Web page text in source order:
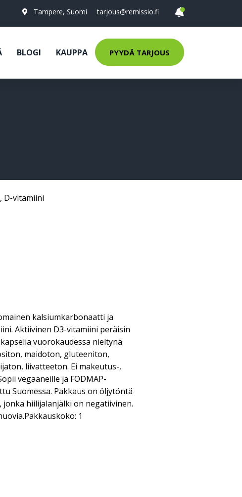
Tampere, Suomi tarjous@remissio.fi
BLOGI KAUPPA PYYDÄ TARJOUS
, D-vitamiini
kalsiumkarbonaatti ja
Aktiivinen D3-vitamiini peräisin
vuorokaudessa nieltynä
maidoton, gluteeniton,
liivatteeton. Ei makeutus-,
vegaaneille ja FODMAP-
Suomessa. Pakkaus on öljytöntä
jonka hiilijalanjälki on negatiivinen.
1